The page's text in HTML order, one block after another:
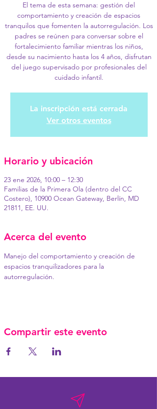
El tema de esta semana: gestión del
comportamiento y creación de espacios
tranquilos que fomenten la autorregulación. Los
padres se reúnen para conversar sobre el
fortalecimiento familiar mientras los niños,
desde su nacimiento hasta los 4 años, disfrutan
del juego supervisado por profesionales del
cuidado infantil.
La inscripción está cerrada
Ver otros eventos
Horario y ubicación
23 ene 2026, 10:00 – 12:30
Familias de la Primera Ola (dentro del CC
Costero), 10900 Ocean Gateway, Berlín, MD
21811, EE. UU.
Acerca del evento
Manejo del comportamiento y creación de
espacios tranquilizadores para la
autorregulación.
Compartir este evento